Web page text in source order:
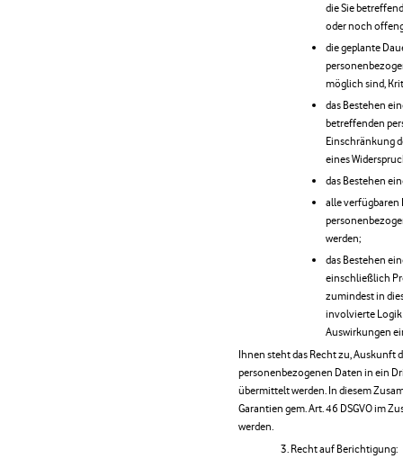
die Sie
oder noch
die geplante
möglich sind,
das Bestehen
betreffenden
Einschränkung
eines
das Bestehen
alle verfügbaren
werden;
das Bestehen
einschließlich
zumindest in
involvierte Logik
Auswirkungen
Ihnen steht das Recht zu, Auskunft
personenbezogenen Daten in ein
übermittelt werden. In diesem
Garantien gem. Art. 46 DSGVO im
werden.
Recht auf Berichtigung: